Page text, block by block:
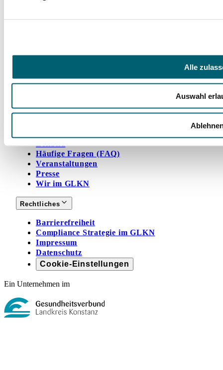
Alle
Auswahl
unserer jungen Rehabilitandinnen und
Jetzt spenden
Vorstellung Klinik
Häufige Fragen (FAQ)
Veranstaltungen
Presse
Wir im GLKN
Rechtliches
Barrierefreiheit
Compliance Strategie im GLKN
Impressum
Datenschutz
Cookie-Einstellungen
Ein Unternehmen im